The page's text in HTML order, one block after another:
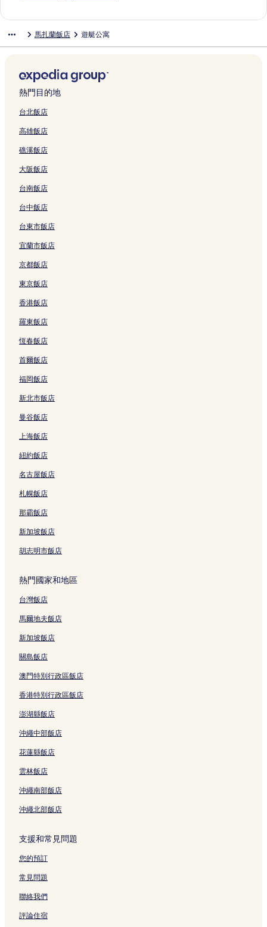
v
連
結
o
l
的
連
結
s
結
l
a
y
R
e
o
t
&
S
p
-
l
l
I
n
c
l
s
v
e
的
連
H
e
l
的
連
M
a
t
l
á
的
結
r
s
的
連
結
a
H
o
t
e
的
結
的
e
連
結
e
r
t
o
f
a
a
t
l
a
的
結
8
結
i
的
連
結
r
n
c
e
b
g
連
結
a
a
y
A
p
r
m
e
n
t
的
結
馬扎蘭飯店 遊艇公寓
熱門目的地
台北飯店
高雄飯店
礁溪飯店
大阪飯店
台南飯店
台中飯店
台東市飯店
宜蘭市飯店
京都飯店
東京飯店
香港飯店
羅東飯店
恆春飯店
首爾飯店
福岡飯店
新北市飯店
曼谷飯店
上海飯店
紐約飯店
名古屋飯店
札幌飯店
那霸飯店
新加坡飯店
胡志明市飯店
熱門國家和地區
台灣飯店
馬爾地夫飯店
新加坡飯店
關島飯店
澳門特別行政區飯店
香港特別行政區飯店
澎湖縣飯店
沖繩中部飯店
花蓮縣飯店
雲林飯店
沖繩南部飯店
沖繩北部飯店
支援和常見問題
您的預訂
常見問題
聯絡我們
評論住宿